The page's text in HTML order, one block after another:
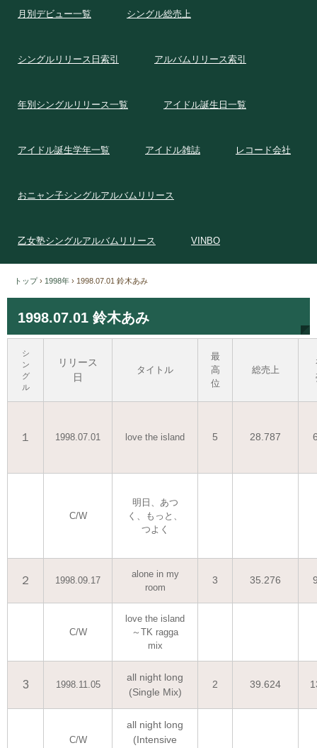
月別デビュー一覧 シングル総売上
シングルリリース日索引 アルバムリリース索引
年別シングルリリース一覧 アイドル誕生日一覧
アイドル誕生学年一覧 アイドル雑誌 レコード会社
おニャン子シングルアルバムリリース
乙女塾シングルアルバムリリース VINBO
トップ › 1998年 › 1998.07.01 鈴木あみ
1998.07.01 鈴木あみ
シ
ン
グ
ル
リリース
日
タイトル
最
高
位
総売上
１ 1998.07.01 love the island 5 28.787
C/W
明日、あつ
く、もっと、
つよく
２ 1998.09.17
alone in my
room
3 35.276
C/W
love the island
～TK ragga
mix
3 1998.11.05
all night long
(Single Mix)
2 39.624
C/W
all night long
(Intensive